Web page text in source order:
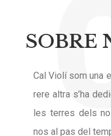
SOBRE
Cal Violí som una
rere altra s’ha
les terres dels
nos al pas del